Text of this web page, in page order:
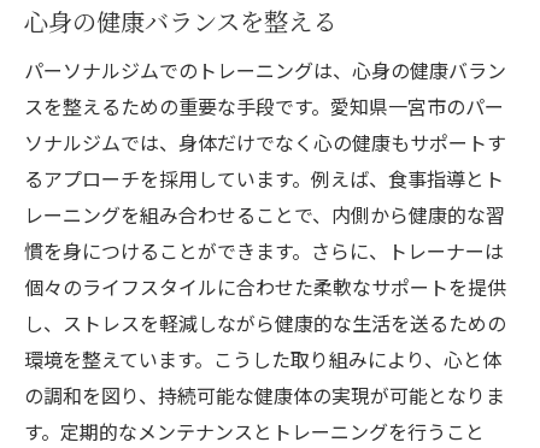
心身の健康バランスを整える
パーソナルジムでのトレーニングは、心身の健康バラン
スを整えるための重要な手段です。愛知県一宮市のパー
ソナルジムでは、身体だけでなく心の健康もサポートす
るアプローチを採用しています。例えば、食事指導とト
レーニングを組み合わせることで、内側から健康的な習
慣を身につけることができます。さらに、トレーナーは
個々のライフスタイルに合わせた柔軟なサポートを提供
し、ストレスを軽減しながら健康的な生活を送るための
環境を整えています。こうした取り組みにより、心と体
の調和を図り、持続可能な健康体の実現が可能となりま
す。定期的なメンテナンスとトレーニングを行うこと